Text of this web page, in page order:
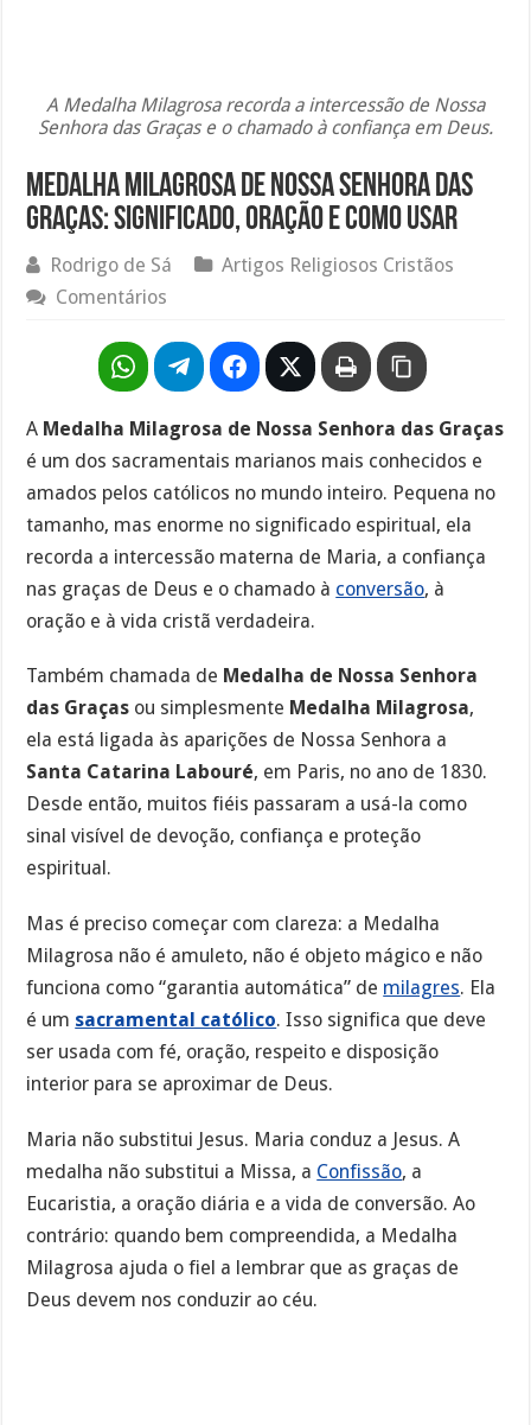
A Medalha Milagrosa recorda a intercessão de Nossa
Senhora das Graças e o chamado à confiança em Deus.
Medalha Milagrosa de Nossa Senhora das
Graças: Significado, Oração e Como Usar
Rodrigo de Sá
Artigos Religiosos Cristãos
Comentários
A Medalha Milagrosa de Nossa Senhora das Graças
é um dos sacramentais marianos mais conhecidos e
amados pelos católicos no mundo inteiro. Pequena no
tamanho, mas enorme no significado espiritual, ela
recorda a intercessão materna de Maria, a confiança
nas graças de Deus e o chamado à conversão, à
oração e à vida cristã verdadeira.
Também chamada de Medalha de Nossa Senhora
das Graças ou simplesmente Medalha Milagrosa,
ela está ligada às aparições de Nossa Senhora a
Santa Catarina Labouré, em Paris, no ano de 1830.
Desde então, muitos fiéis passaram a usá-la como
sinal visível de devoção, confiança e proteção
espiritual.
Mas é preciso começar com clareza: a Medalha
Milagrosa não é amuleto, não é objeto mágico e não
funciona como “garantia automática” de milagres. Ela
é um sacramental católico. Isso significa que deve
ser usada com fé, oração, respeito e disposição
interior para se aproximar de Deus.
Maria não substitui Jesus. Maria conduz a Jesus. A
medalha não substitui a Missa, a Confissão, a
Eucaristia, a oração diária e a vida de conversão. Ao
contrário: quando bem compreendida, a Medalha
Milagrosa ajuda o fiel a lembrar que as graças de
Deus devem nos conduzir ao céu.